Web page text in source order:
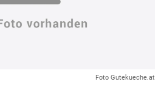
Foto Gutekueche.at